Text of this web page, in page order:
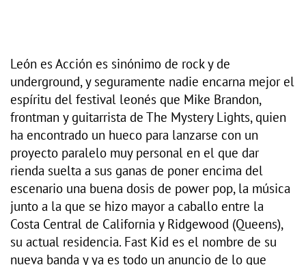
León es Acción es sinónimo de rock y de
underground, y seguramente nadie encarna mejor el
espíritu del festival leonés que Mike Brandon,
frontman y guitarrista de The Mystery Lights, quien
ha encontrado un hueco para lanzarse con un
proyecto paralelo muy personal en el que dar
rienda suelta a sus ganas de poner encima del
escenario una buena dosis de power pop, la música
junto a la que se hizo mayor a caballo entre la
Costa Central de California y Ridgewood (Queens),
su actual residencia. Fast Kid es el nombre de su
nueva banda y ya es todo un anuncio de lo que